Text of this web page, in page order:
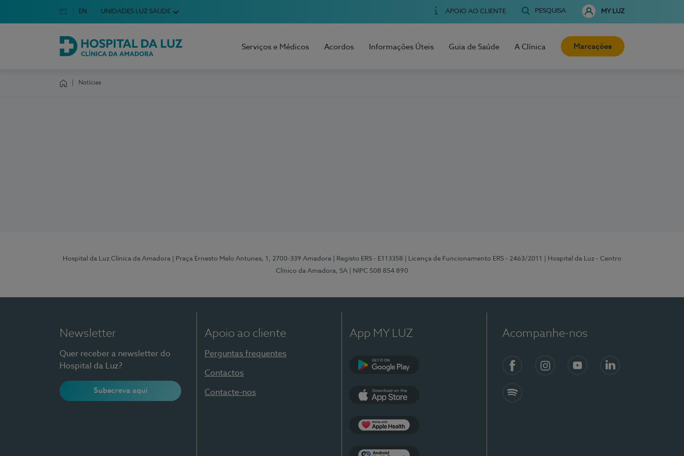
Escolha o seu idioma
Idioma em Português
PT English Language
EN UNIDADES LUZ SAÚDE APOIO AO CLIENTE PESQUISA MY LUZ
Hospital da Luz Clínica da Amadora
Serviços e Médicos Acordos Informações Úteis Guia de Saúde A Clínica Marcações
Notícias
Hospital da Luz Clínica da Amadora | Praça Ernesto Melo Antunes, 1, 2700-339 Amadora | Registo ERS - E113358 | Licença de Funcionamento ERS - 2463/2011
| Hospital da Luz - Centro
Clínico da Amadora, SA
| NIPC 508 854 890
Newsletter
Quer receber a newsletter do
Hospital da Luz?
Subscreva aqui
Apoio ao cliente
Perguntas frequentes
Contactos
Contacte-nos
App MY LUZ Acompanhe-nos